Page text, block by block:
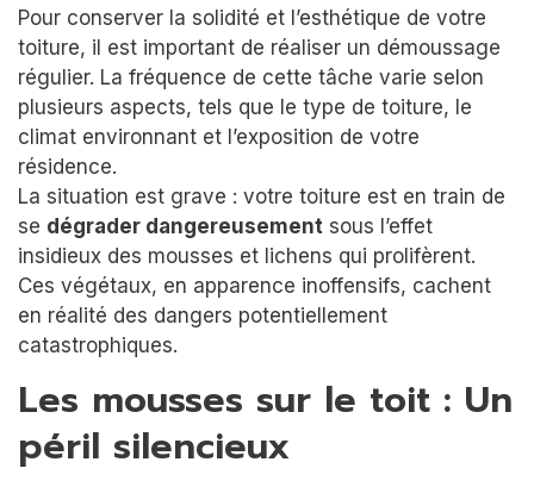
Pour conserver la solidité et l’esthétique de votre
toiture, il est important de réaliser un démoussage
régulier. La fréquence de cette tâche varie selon
plusieurs aspects, tels que le type de toiture, le
climat environnant et l’exposition de votre
résidence.
La situation est grave : votre toiture est en train de
se dégrader dangereusement sous l’effet
insidieux des mousses et lichens qui prolifèrent.
Ces végétaux, en apparence inoffensifs, cachent
en réalité des dangers potentiellement
catastrophiques.
Les mousses sur le toit : Un
péril silencieux